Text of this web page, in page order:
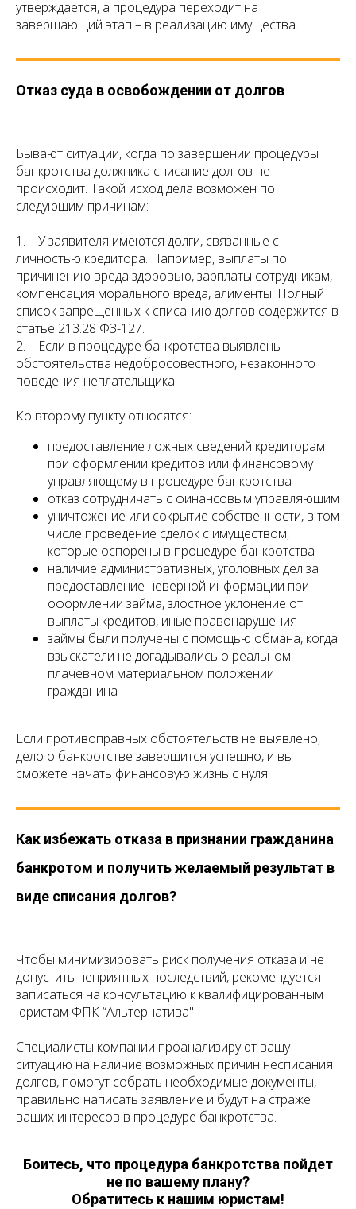
утверждается, а процедура переходит на
завершающий этап – в реализацию имущества.
Отказ суда в освобождении от долгов
Бывают ситуации, когда по завершении процедуры
банкротства должника списание долгов не
происходит. Такой исход дела возможен по
следующим причинам:
1. У заявителя имеются долги, связанные с
личностью кредитора. Например, выплаты по
причинению вреда здоровью, зарплаты сотрудникам,
компенсация морального вреда, алименты. Полный
список запрещенных к списанию долгов содержится в
статье 213.28 ФЗ-127.
2. Если в процедуре банкротства выявлены
обстоятельства недобросовестного, незаконного
поведения неплательщика.
Ко второму пункту относятся:
предоставление ложных сведений кредиторам
при оформлении кредитов или финансовому
управляющему в процедуре банкротства
отказ сотрудничать с финансовым управляющим
уничтожение или сокрытие собственности, в том
числе проведение сделок с имуществом,
которые оспорены в процедуре банкротства
наличие административных, уголовных дел за
предоставление неверной информации при
оформлении займа, злостное уклонение от
выплаты кредитов, иные правонарушения
займы были получены с помощью обмана, когда
взыскатели не догадывались о реальном
плачевном материальном положении
гражданина
Если противоправных обстоятельств не выявлено,
дело о банкротстве завершится успешно, и вы
сможете начать финансовую жизнь с нуля.
Как избежать отказа в признании гражданина
банкротом и получить желаемый результат в
виде списания долгов?
Чтобы минимизировать риск получения отказа и не
допустить неприятных последствий, рекомендуется
записаться на консультацию к квалифицированным
юристам ФПК “Альтернатива".
Специалисты компании проанализируют вашу
ситуацию на наличие возможных причин несписания
долгов, помогут собрать необходимые документы,
правильно написать заявление и будут на страже
ваших интересов в процедуре банкротства.
Боитесь, что процедура банкротства пойдет
не по вашему плану?
Обратитесь к нашим юристам!